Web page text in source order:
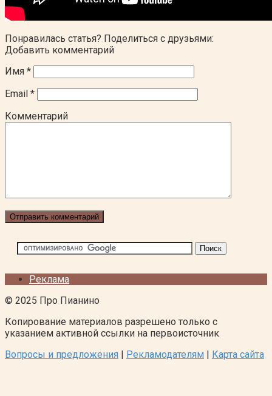
Понравилась статья? Поделиться с друзьями:
Добавить комментарий
Имя *
Email *
Комментарий
Реклама
© 2025 Про Пианино
Копирование материалов разрешено только с
указанием активной ссылки на первоисточник
Вопросы и предложения | Рекламодателям | Карта сайта